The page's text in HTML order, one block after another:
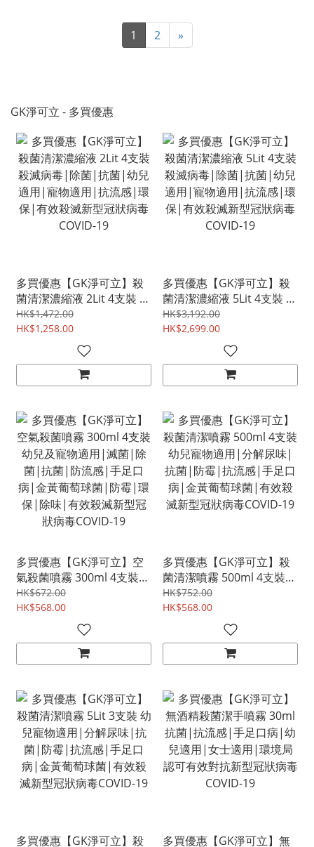
1 2 »
GK淨可立 - 多買優惠
多買優惠【GK淨可立】殺
菌清潔濃縮液 2Lit 4支裝 殺
滅病毒|除菌|抗菌|幼兒適
用|寵物適用|抗流感|環
保|有效殺滅新型冠狀病毒
COVID-19
HK$1,472.00
HK$1,258.00
多買優惠【GK淨可立】殺
菌清潔濃縮液 5Lit 4支裝 殺
滅病毒|除菌|抗菌|幼兒適
用|寵物適用|抗流感|環
保|有效殺滅新型冠狀病毒
COVID-19
HK$3,192.00
HK$2,699.00
多買優惠【GK淨可立】空
氣殺菌噴霧 300ml 4支裝
幼兒及寵物適用|滅菌|除
菌|抗菌|防流感|手足口
病|金黃葡萄球菌|防霉|環
保|除味|有效殺滅新型冠
狀病毒COVID-19
HK$672.00
HK$568.00
多買優惠【GK淨可立】殺
菌清潔噴霧 500ml 4支裝
幼兒寵物適用|分解尿味|
抗菌|防霉|抗流感|手足口
病|金黃葡萄球菌|有效殺
滅新型冠狀病毒COVID-19
HK$752.00
HK$568.00
多買優惠【GK淨可立】殺
多買優惠【GK淨可立】無